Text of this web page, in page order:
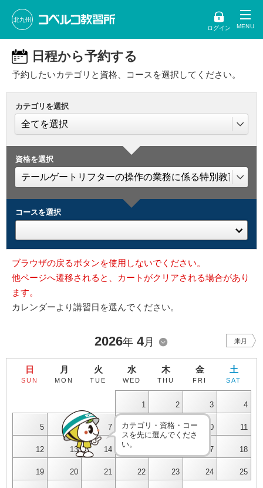
北九州
ログイン
日程から予約する
予約したいカテゴリと資格、コースを選択してください。
カテゴリを選択
資格を選択
コースを選択
ブラウザの戻るボタンを使用しないでください。
他ページへ遷移されると、カートがクリアされる場合があり
ます。
カレンダーより講習日を選んでください。
2026年 4月 来月
日
SUN
月
MON
火
TUE
水
WED
木
THU
金
FRI
土
SAT
1 2 3 4
5 6 7 8 9 10 11
12 13 14 17 18
19 20 21 22 23 24 25
カテゴリ・資格・コー
スを先に選んでくださ
い。